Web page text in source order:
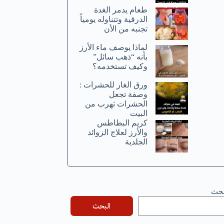
طعام يدمر الغدة
الدرقية وتتناوله يومياً
تجنبه من الأن
لماذا يوصف ماء الأرز
بأنه “ذهب سائل”
وكيف تستخدمه؟
ورق الغار للحشرات :
وصفة تجعل
الحشرات تهرب من
البيت
كريم البطاطس
والأرز لعلاج الزوائد
الجلدية
البحث